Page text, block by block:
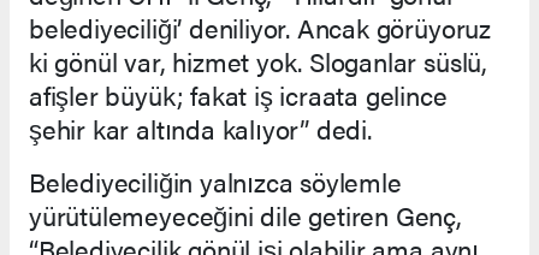
belediyeciliği’ deniliyor. Ancak görüyoruz
ki gönül var, hizmet yok. Sloganlar süslü,
afişler büyük; fakat iş icraata gelince
şehir kar altında kalıyor” dedi.
Belediyeciliğin yalnızca söylemle
yürütülemeyeceğini dile getiren Genç,